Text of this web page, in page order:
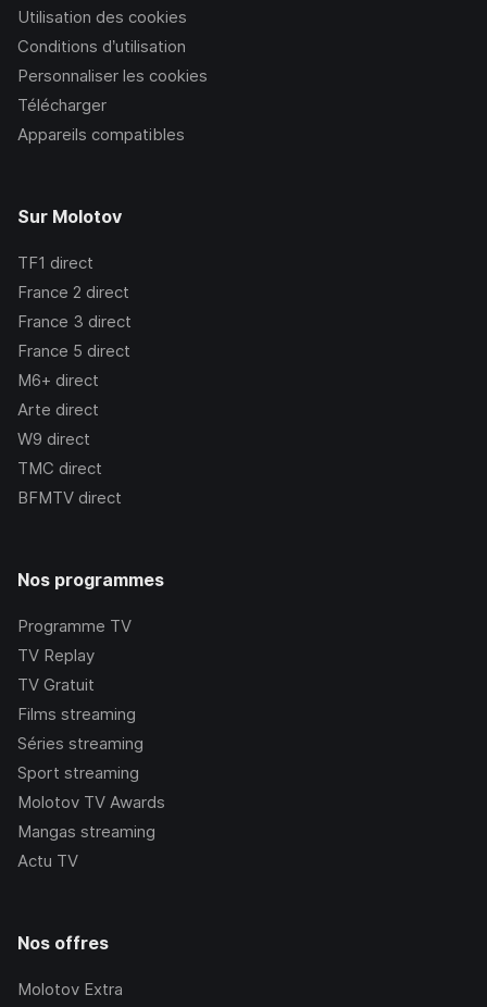
Utilisation des cookies
Conditions d’utilisation
Personnaliser les cookies
Télécharger
Appareils compatibles
Sur Molotov
TF1 direct
France 2 direct
France 3 direct
France 5 direct
M6+ direct
Arte direct
W9 direct
TMC direct
BFMTV direct
Nos programmes
Programme TV
TV Replay
TV Gratuit
Films streaming
Séries streaming
Sport streaming
Molotov TV Awards
Mangas streaming
Actu TV
Nos offres
Molotov Extra